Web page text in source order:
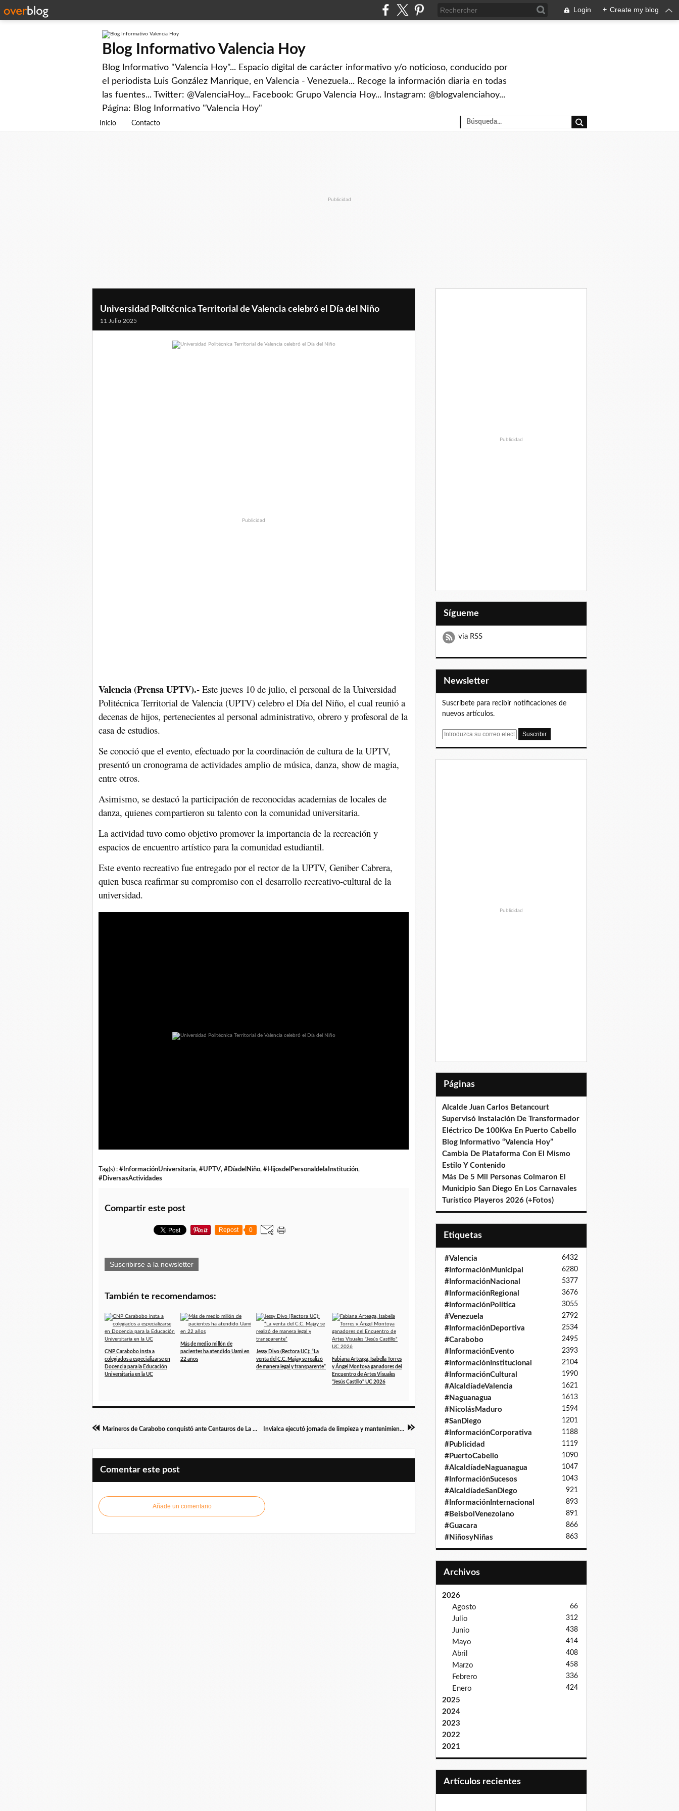
Login + Create my blog
Blog Informativo Valencia Hoy
Blog Informativo "Valencia Hoy"... Espacio digital de carácter informativo y/o noticioso, conducido por
el periodista Luis González Manrique, en Valencia - Venezuela... Recoge la información diaria en todas
las fuentes... Twitter: @ValenciaHoy... Facebook: Grupo Valencia Hoy... Instagram: @blogvalenciahoy...
Página: Blog Informativo "Valencia Hoy"
Inicio Contacto
Publicidad
Universidad Politécnica Territorial de Valencia celebró el Día del Niño
11 Julio 2025
Publicidad
Valencia (Prensa UPTV).- Este jueves 10 de julio, el personal de la Universidad
Politécnica Territorial de Valencia (UPTV) celebro el Día del Niño, el cual reunió a
decenas de hijos, pertenecientes al personal administrativo, obrero y profesoral de la
casa de estudios.
Se conoció que el evento, efectuado por la coordinación de cultura de la UPTV,
presentó un cronograma de actividades amplio de música, danza, show de magia,
entre otros.
Asimismo, se destacó la participación de reconocidas academias de locales de
danza, quienes compartieron su talento con la comunidad universitaria.
La actividad tuvo como objetivo promover la importancia de la recreación y
espacios de encuentro artístico para la comunidad estudiantil.
Este evento recreativo fue entregado por el rector de la UPTV, Geniber Cabrera,
quien busca reafirmar su compromiso con el desarrollo recreativo-cultural de la
universidad.
Tag(s) : #InformaciónUniversitaria, #UPTV, #DíadelNiño, #HijosdelPersonaldelaInstitución,
#DiversasActividades
Compartir este post
Repost 0
Suscribirse a la newsletter
También te recomendamos:
CNP Carabobo insta a
colegiados a especializarse en
Docencia para la Educación
Universitaria en la UC
Más de medio millón de
pacientes ha atendido Uami en
22 años
Jessy Divo (Rectora UC): “La
venta del C.C. Majay se realizó
de manera legal y transparente”
Fabiana Arteaga, Isabella Torres
y Ángel Montoya ganadores del
Encuentro de Artes Visuales
"Jesús Castillo" UC 2026
Marineros de Carabobo conquistó ante Centauros de La Guaira primer triunfo del Round Robin 2025 en Valencia Invialca ejecutó jornada de limpieza y mantenimiento en tramos de la ARC para fortalecer seguridad vial
Comentar este post
Añade un comentario
Publicidad
Sígueme
via RSS
Newsletter
Suscríbete para recibir notificaciones de
nuevos artículos.
E
Publicidad
Páginas
Alcalde Juan Carlos Betancourt
Supervisó Instalación De Transformador
Eléctrico De 100Kva En Puerto Cabello
Blog Informativo “Valencia Hoy”
Cambia De Plataforma Con El Mismo
Estilo Y Contenido
Más De 5 Mil Personas Colmaron El
Municipio San Diego En Los Carnavales
Turístico Playeros 2026 (+Fotos)
Etiquetas
#Valencia 6432
#InformaciónMunicipal 6280
#InformaciónNacional 5377
#InformaciónRegional 3676
#InformaciónPolítica 3055
#Venezuela 2792
#InformaciónDeportiva 2534
#Carabobo 2495
#InformaciónEvento 2393
#InformaciónInstitucional 2104
#InformaciónCultural 1990
#AlcaldíadeValencia 1621
#Naguanagua 1613
#NicolásMaduro 1594
#SanDiego 1201
#InformaciónCorporativa 1188
#Publicidad 1119
#PuertoCabello 1090
#AlcaldíadeNaguanagua 1047
#InformaciónSucesos 1043
#AlcaldíadeSanDiego 921
#InformaciónInternacional 893
#BeisbolVenezolano 891
#Guacara 866
#NiñosyNiñas 863
Archivos
2026
Agosto
66
Julio 312
Junio 438
Mayo 414
Abril 408
Marzo 458
Febrero 336
Enero 424
2025
2024
2023
2022
2021
Artículos recientes